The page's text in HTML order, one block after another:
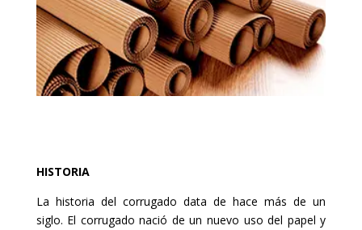
HISTORIA
La historia del corrugado data de hace más de un
siglo. El corrugado nació de un nuevo uso del papel y